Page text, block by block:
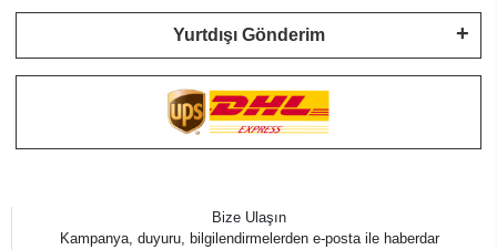
Yurtdışı Gönderim
Bize Ulaşın
Kampanya, duyuru, bilgilendirmelerden e-posta ile haberdar